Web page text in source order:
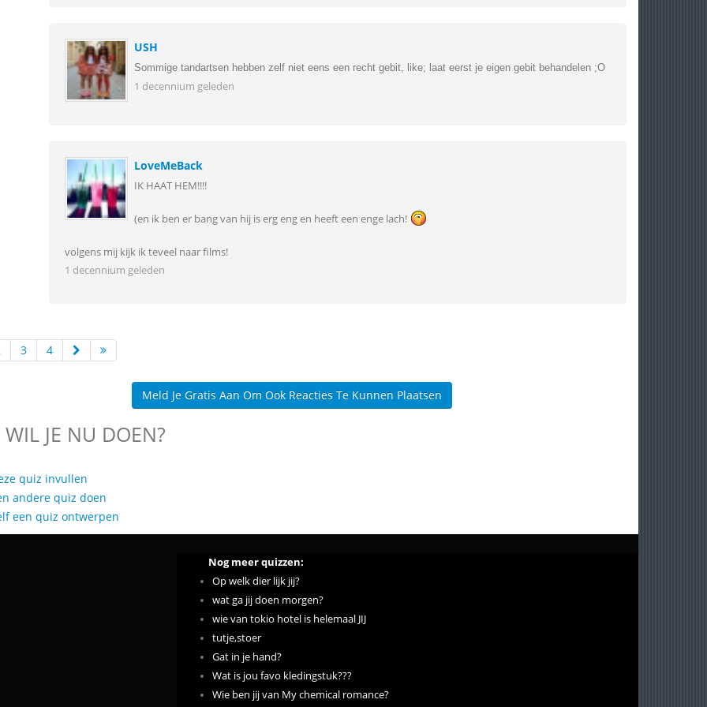
USH
Sommige tandartsen hebben zelf niet eens een recht gebit, like; laat eerst je eigen gebit behandelen ;O
1 decennium geleden
LoveMeBack
IK HAAT HEM!!!!
(en ik ben er bang van hij is erg eng en heeft een enge lach!
volgens mij kijk ik teveel naar films!
1 decennium geleden
3 4
Meld Je Gratis Aan Om Ook Reacties Te Kunnen Plaatsen
JE NU DOEN?
quiz invullen
andere quiz doen
een quiz ontwerpen
Nog meer quizzen:
Op welk dier lijk jij?
wat ga jij doen morgen?
wie van tokio hotel is helemaal JIJ
tutje,stoer
Gat in je hand?
Wat is jou favo kledingstuk???
Wie ben jij van My chemical romance?